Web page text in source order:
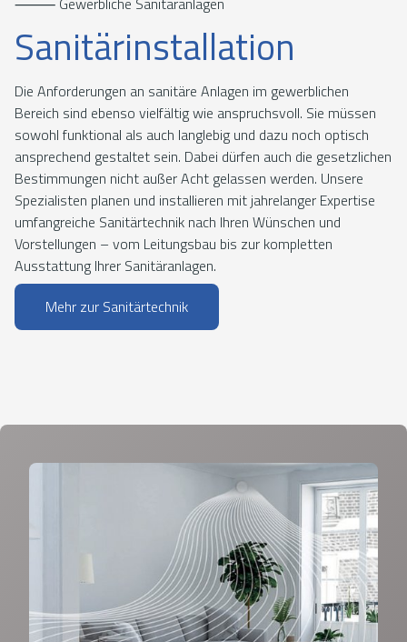
Sanitärinstallation
Die Anforderungen an sanitäre Anlagen im gewerblichen
Bereich sind ebenso vielfältig wie anspruchsvoll. Sie müssen
sowohl funktional als auch langlebig und dazu noch optisch
ansprechend gestaltet sein. Dabei dürfen auch die gesetzlichen
Bestimmungen nicht außer Acht gelassen werden. Unsere
Spezialisten planen und installieren mit jahrelanger Expertise
umfangreiche Sanitärtechnik nach Ihren Wünschen und
Vorstellungen – vom Leitungsbau bis zur kompletten
Ausstattung Ihrer Sanitäranlagen.
Mehr zur Sanitärtechnik